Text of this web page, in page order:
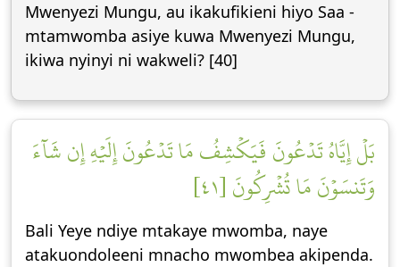
Mwenyezi Mungu, au ikakufikieni hiyo Saa -
mtamwomba asiye kuwa Mwenyezi Mungu,
ikiwa nyinyi ni wakweli? [40]
بَلۡ إِيَّاهُ تَدۡعُونَ فَيَكۡشِفُ مَا تَدۡعُونَ إِلَيۡهِ إِن شَآءَ
وَتَنسَوۡنَ مَا تُشۡرِكُونَ [٤١]
Bali Yeye ndiye mtakaye mwomba, naye
atakuondoleeni mnacho mwombea akipenda.